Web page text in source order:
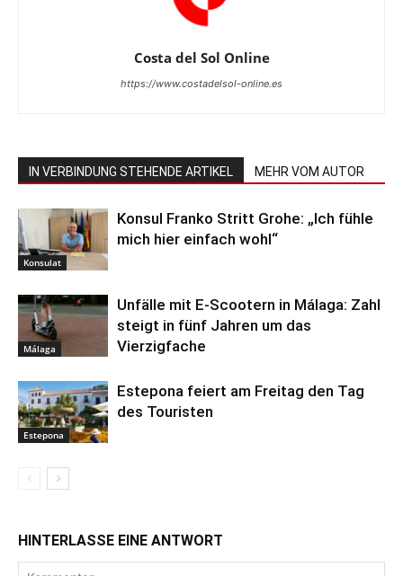
Costa del Sol Online
https://www.costadelsol-online.es
IN VERBINDUNG STEHENDE ARTIKEL MEHR VOM AUTOR
Konsulat
Konsul Franko Stritt Grohe: „Ich fühle
mich hier einfach wohl“
Málaga
Unfälle mit E-Scootern in Málaga: Zahl
steigt in fünf Jahren um das
Vierzigfache
Estepona
Estepona feiert am Freitag den Tag
des Touristen
HINTERLASSE EINE ANTWORT